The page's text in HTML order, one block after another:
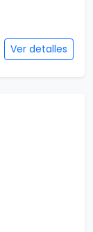
Ver detalles